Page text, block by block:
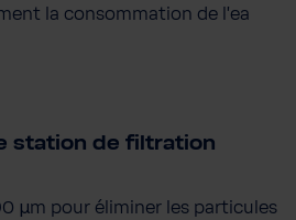
la consommation de l'ea
station de filtration
µm pour éliminer les particules